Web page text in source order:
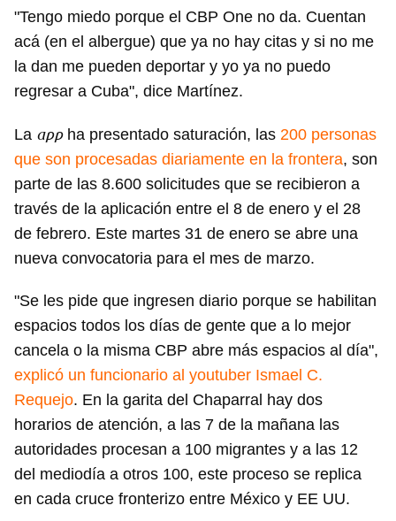
"Tengo miedo porque el CBP One no da. Cuentan
acá (en el albergue) que ya no hay citas y si no me
la dan me pueden deportar y yo ya no puedo
regresar a Cuba", dice Martínez.
La appha presentado saturación, las 200 personas
que son procesadas diariamente en la frontera, son
parte de las 8.600 solicitudes que se recibieron a
través de la aplicación entre el 8 de enero y el 28
de febrero. Este martes 31 de enero se abre una
nueva convocatoria para el mes de marzo.
"Se les pide que ingresen diario porque se habilitan
espacios todos los días de gente que a lo mejor
cancela o la misma CBP abre más espacios al día",
explicó un funcionario al youtuber Ismael C.
Requejo. En la garita del Chaparral hay dos
horarios de atención, a las 7 de la mañana las
autoridades procesan a 100 migrantes y a las 12
del mediodía a otros 100, este proceso se replica
en cada cruce fronterizo entre México y EE UU.